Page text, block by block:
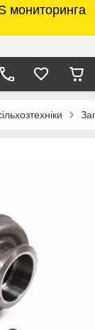
мониторинга